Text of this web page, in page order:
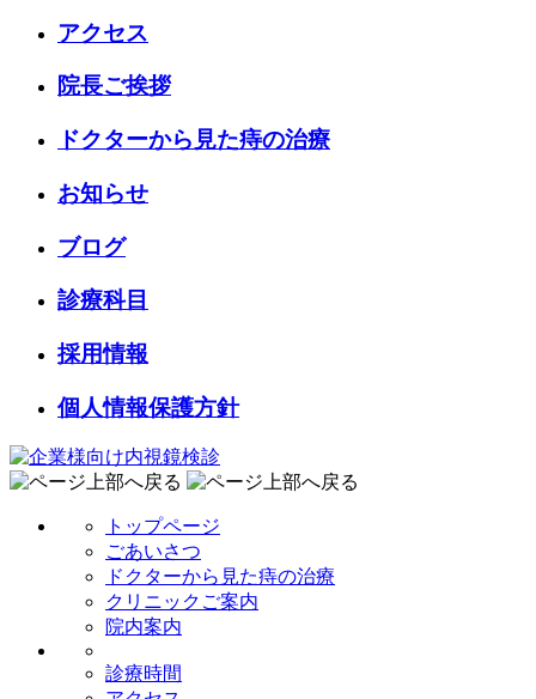
アクセス
院長ご挨拶
ドクターから見た痔の治療
お知らせ
ブログ
診療科目
採用情報
個人情報保護方針
トップページ
ごあいさつ
ドクターから見た痔の治療
クリニックご案内
院内案内
診療時間